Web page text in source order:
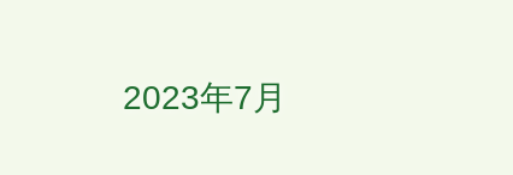
2023年7月